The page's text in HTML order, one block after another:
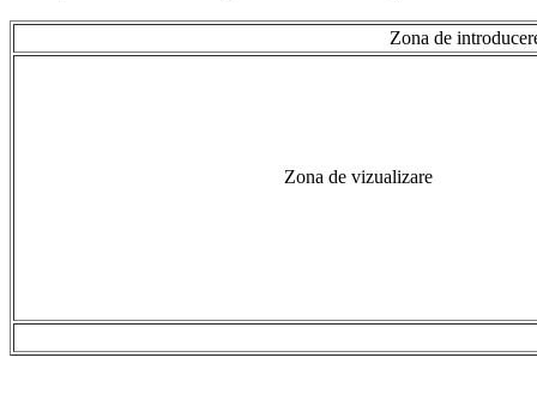
Zona de
Zona de vizualizare